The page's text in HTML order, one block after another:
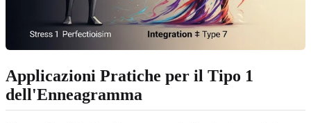
Applicazioni Pratiche per il Tipo 1
dell'Enneagramma